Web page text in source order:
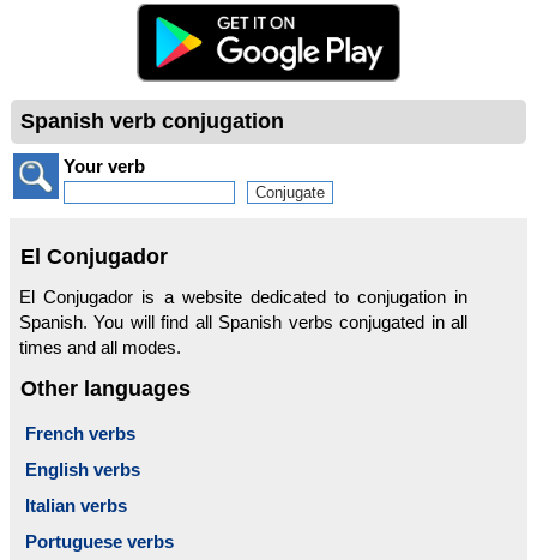
Spanish verb conjugation
Your verb
El Conjugador
El Conjugador is a website dedicated to conjugation in
Spanish. You will find all Spanish verbs conjugated in all
times and all modes.
Other languages
French verbs
English verbs
Italian verbs
Portuguese verbs